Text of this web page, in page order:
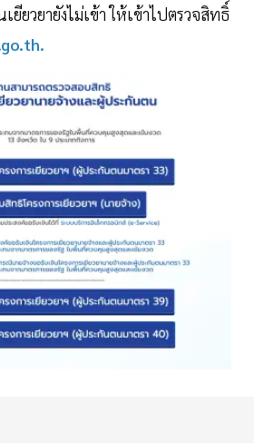
ยียวยายังไม่เข้า ให้เข้าไปตรวจสิทธิ์